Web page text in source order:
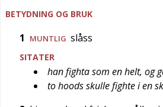
BETYDNING OG BRUK
1 MUNTLIG slåss
SITATER
han fighta som en helt, og
to hoods skulle fighte i en